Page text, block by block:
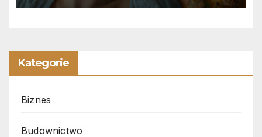
Kategorie
Biznes
Budownictwo